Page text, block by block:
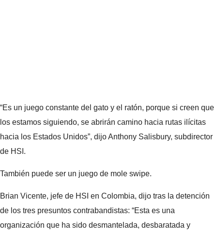
“Es un juego constante del gato y el ratón, porque si creen que
los estamos siguiendo, se abrirán camino hacia rutas ilícitas
hacia los Estados Unidos”, dijo Anthony Salisbury, subdirector
de HSI.
También puede ser un juego de mole swipe.
Brian Vicente, jefe de HSI en Colombia, dijo tras la detención
de los tres presuntos contrabandistas: “Esta es una
organización que ha sido desmantelada, desbaratada y